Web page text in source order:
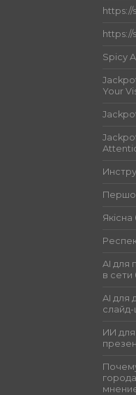
https://
https://
Spicy
Your
AI для
в сети
AI для
ИИ